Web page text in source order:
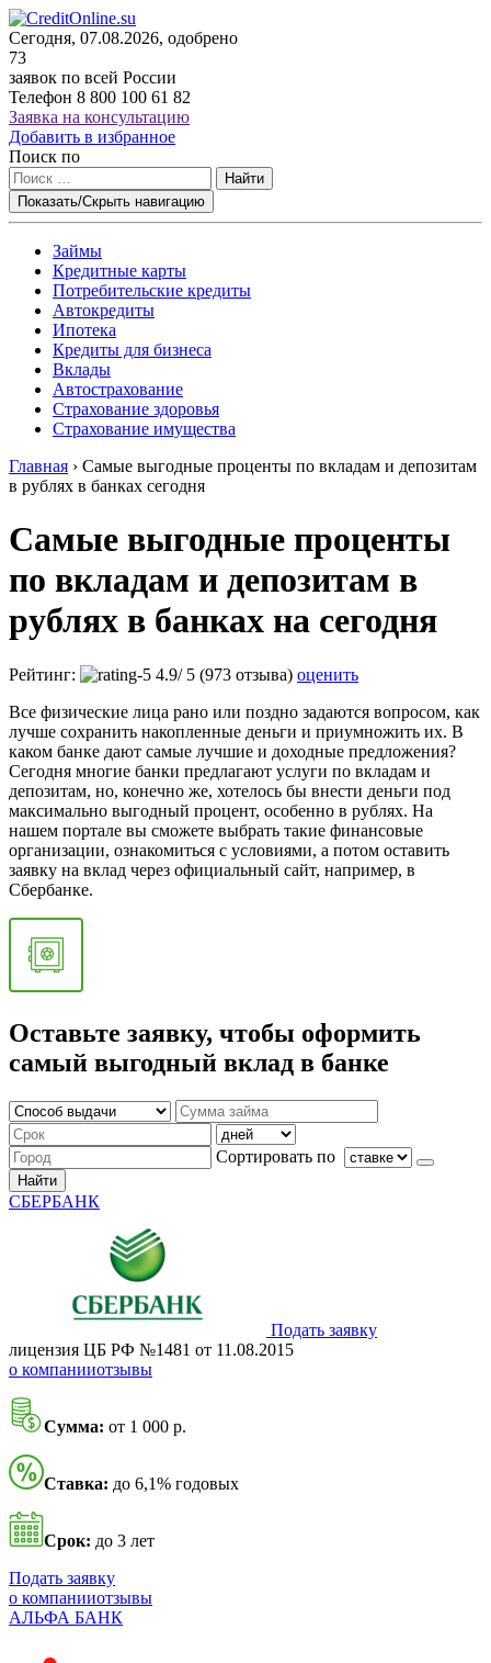
Сегодня, 07.08.2026, одобрено
73
заявок по всей России
Телефон 8 800 100 61 82
Заявка на консультацию
Добавить в избранное
Поиск по
Найти
Показать/Скрыть навигацию
Займы
Кредитные карты
Потребительские кредиты
Автокредиты
Ипотека
Кредиты для бизнеса
Вклады
Автострахование
Страхование здоровья
Страхование имущества
Главная › Самые выгодные проценты по вкладам и депозитам
в рублях в банках сегодня
Самые выгодные проценты
по вкладам и депозитам в
рублях в банках на сегодня
Рейтинг: 4.9/ 5 (973 отзыва) оценить
Все физические лица рано или поздно задаются вопросом, как
лучше сохранить накопленные деньги и приумножить их. В
каком банке дают самые лучшие и доходные предложения?
Сегодня многие банки предлагают услуги по вкладам и
депозитам, но, конечно же, хотелось бы внести деньги под
максимально выгодный процент, особенно в рублях. На
нашем портале вы сможете выбрать такие финансовые
организации, ознакомиться с условиями, а потом оставить
заявку на вклад через официальный сайт, например, в
Сбербанке.
Оставьте заявку, чтобы оформить
самый выгодный вклад в банке
Сортировать по
Найти
СБЕРБАНК
Подать заявку
лицензия ЦБ РФ №1481 от 11.08.2015
о компанииотзывы
Сумма: от 1 000 р.
Ставка: до 6,1% годовых
Срок: до 3 лет
Подать заявку
о компанииотзывы
АЛЬФА БАНК